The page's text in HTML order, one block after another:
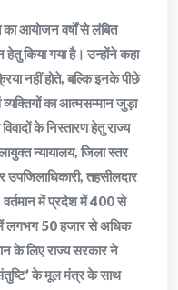
आयोजन वर्षों से लंबित
हेतु किया गया है। उन्होंने कहा
नहीं होते, बल्कि इनके पीछे
व्यक्तियों का आत्मसम्मान जुड़ा
के निस्तारण हेतु राज्य
न्यायालय, जिला स्तर
तहसीलदार
वर्तमान में प्रदेश में 400 से
लगभग 50 हजार से अधिक
के लिए राज्य सरकार ने
के मूल मंत्र के साथ